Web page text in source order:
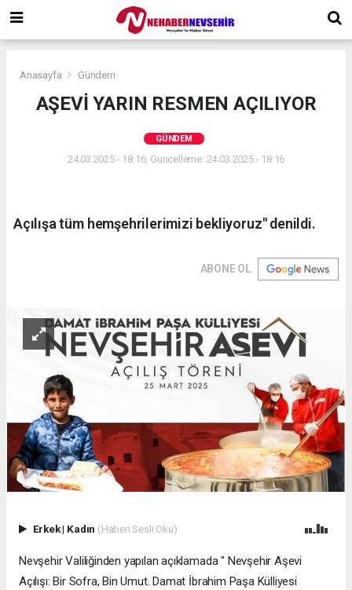
Anasayfa Gündem
AŞEVİ YARIN RESMEN AÇILIYOR
GÜNDEM
24.03.2025 - 18:16, Güncelleme: 24.03.2025 - 18:16
Açılışa tüm hemşehrilerimizi bekliyoruz" denildi.
ABONE OL
Erkek| Kadın (Haberi Sesli Oku)
Nevşehir Valiliğinden yapılan açıklamada " Nevşehir Aşevi
Açılışı: Bir Sofra, Bin Umut. Damat İbrahim Paşa Külliyesi